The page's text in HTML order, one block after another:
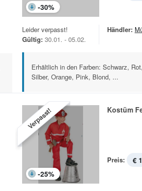
-30%
Leider verpasst!
Gültig: 30.01. - 05.02.
Händler:
Erhältlich in den Farben: Schwarz,
Silber, Orange, Pink, Blond, ...
Verpasst!
-25%
Kostüm
Preis: €